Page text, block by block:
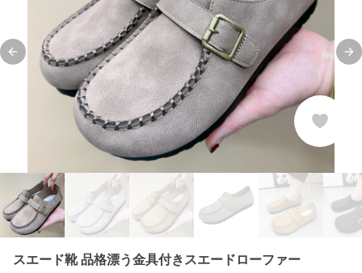
Previous slide
スエード靴 品格漂う金具付きスエードローファー